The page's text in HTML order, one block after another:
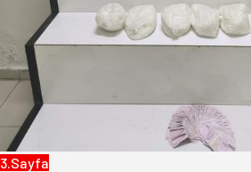
3.Sayfa